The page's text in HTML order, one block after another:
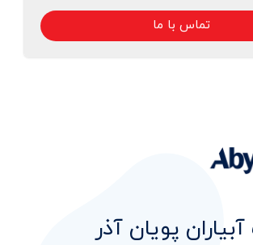
تماس با ما
پویان آذر